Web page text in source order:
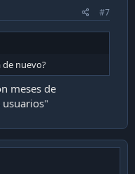
#7
nuevo?
meses de